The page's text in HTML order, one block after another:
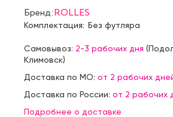
Бренд:ROLLES
Комплектация: Без футляра
Самовывоз: 2-3 рабочих дня (
Климовск)
Доставка по МО: от 2 рабочих
Доставка по России: от 2 рабочих
Подробнее о доставке